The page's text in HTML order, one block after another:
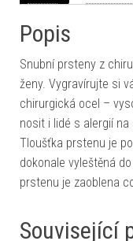
Popis
Snubní prsteny z
ženy. Vygravírujte si
chirurgická ocel –
nosit i lidé s alergií na
Tloušťka prstenu je
dokonale vyleštěná
prstenu je zaoblena
Související